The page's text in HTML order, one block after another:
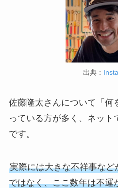
出典：
佐藤隆太さんについて「何
っている方が多く、ネット
です。
実際には大きな不祥事な
ではなく、ここ数年は不運